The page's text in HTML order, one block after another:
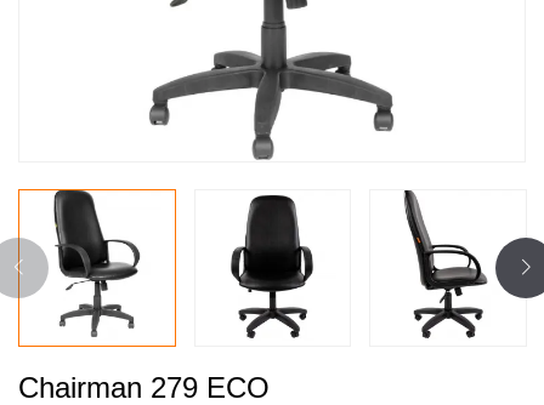
Chairman 279 ECO